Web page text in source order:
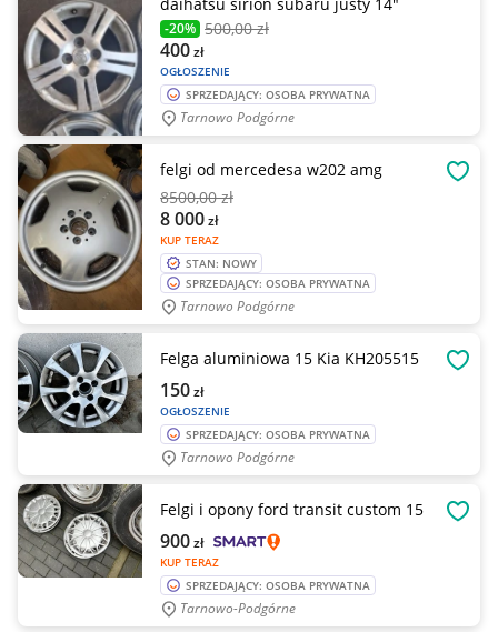
-20% 500,00 zł
OGŁOSZENIE
400zł
SPRZEDAJĄCY: OSOBA PRYWATNA
Tarnowo Podgórne
felgi od mercedesa w202 amg
8500,00 zł
KUP TERAZ
8 000zł
STAN: NOWY
SPRZEDAJĄCY: OSOBA PRYWATNA
Tarnowo Podgórne
Felga aluminiowa 15 Kia KH205515
OGŁOSZENIE
150zł
SPRZEDAJĄCY: OSOBA PRYWATNA
Tarnowo Podgórne
Felgi i opony ford transit custom 15
KUP TERAZ
900zł
SPRZEDAJĄCY: OSOBA PRYWATNA
Tarnowo-Podgórne